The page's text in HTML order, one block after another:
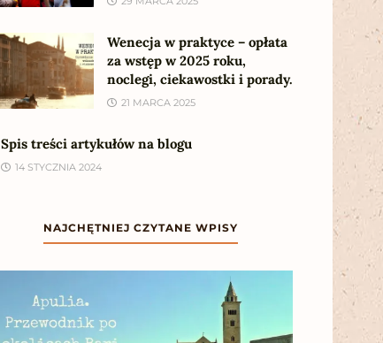
Wenecja w praktyce – opłata
za wstęp w 2025 roku,
noclegi, ciekawostki i porady.
21 MARCA 2025
Spis treści artykułów na blogu
14 STYCZNIA 2024
NAJCHĘTNIEJ CZYTANE WPISY